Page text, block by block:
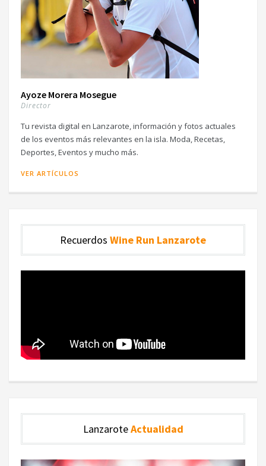
Ayoze Morera Mosegue
Director
Tu revista digital en Lanzarote, información y fotos actuales
de los eventos más relevantes en la isla. Moda, Recetas,
Deportes, Eventos y mucho más.
VER ARTÍCULOS
Recuerdos Wine Run Lanzarote
LanzaroteActualidad